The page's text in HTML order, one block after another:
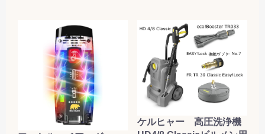
ケルヒャー 高圧洗浄機